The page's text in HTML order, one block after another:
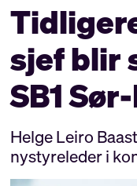
sjef blir
SB1
Helge Leiro
nystyreleder i